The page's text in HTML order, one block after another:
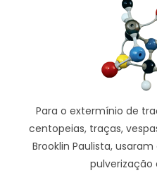
Para o extermínio de
centopeias, traças,
Brooklin Paulista,
pulverização